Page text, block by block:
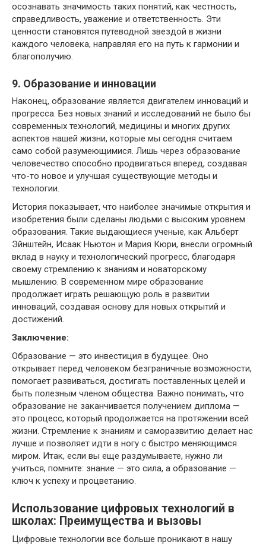
осознавать значимость таких понятий, как честность,
справедливость, уважение и ответственность. Эти
ценности становятся путеводной звездой в жизни
каждого человека, направляя его на путь к гармонии и
благополучию.
9. Образование и инновации
Наконец, образование является двигателем инноваций и
прогресса. Без новых знаний и исследований не было бы
современных технологий, медицины и многих других
аспектов нашей жизни, которые мы сегодня считаем
само собой разумеющимися. Лишь через образование
человечество способно продвигаться вперед, создавая
что-то новое и улучшая существующие методы и
технологии.
История показывает, что наиболее значимые открытия и
изобретения были сделаны людьми с высоким уровнем
образования. Такие выдающиеся ученые, как Альберт
Эйнштейн, Исаак Ньютон и Мария Кюри, внесли огромный
вклад в науку и технологический прогресс, благодаря
своему стремлению к знаниям и новаторскому
мышлению. В современном мире образование
продолжает играть решающую роль в развитии
инноваций, создавая основу для новых открытий и
достижений.
Заключение:
Образование — это инвестиция в будущее. Оно
открывает перед человеком безграничные возможности,
помогает развиваться, достигать поставленных целей и
быть полезным членом общества. Важно понимать, что
образование не заканчивается получением диплома —
это процесс, который продолжается на протяжении всей
жизни. Стремление к знаниям и саморазвитию делает нас
лучше и позволяет идти в ногу с быстро меняющимся
миром. Итак, если вы еще раздумываете, нужно ли
учиться, помните: знание — это сила, а образование —
ключ к успеху и процветанию.
Использование цифровых технологий в
школах: Преимущества и вызовы
Цифровые технологии все больше проникают в нашу